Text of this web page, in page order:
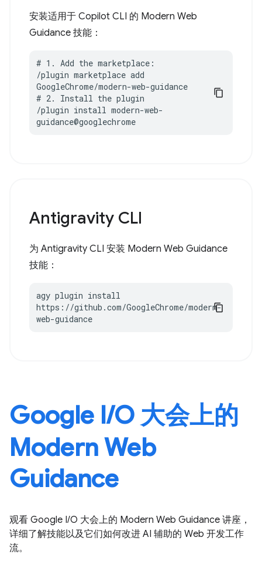
安装适用于 Copilot CLI 的 Modern Web
Guidance 技能：
# 1. Add the marketplace:
/plugin marketplace add
GoogleChrome/modern-web-guidance
# 2. Install the plugin
/plugin install modern-web-
guidance@googlechrome
Antigravity CLI
为 Antigravity CLI 安装 Modern Web Guidance
技能：
agy plugin install
https://github.com/GoogleChrome/modern-
web-guidance
Google I / O 大会上的
Modern Web
Guidance
观看 Google I / O 大会上的 Modern Web Guidance 讲座，
详细了解技能以及它们如何改进 AI 辅助的 Web 开发工作
流。